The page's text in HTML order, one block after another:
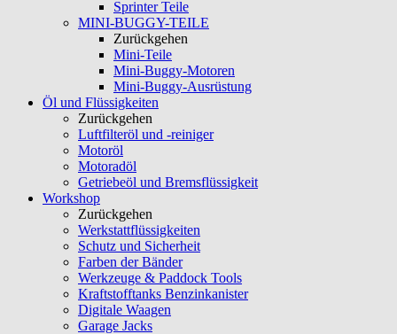
Sprinter Teile
MINI-BUGGY-TEILE
Zurückgehen
Mini-Teile
Mini-Buggy-Motoren
Mini-Buggy-Ausrüstung
Öl und Flüssigkeiten
Zurückgehen
Luftfilteröl und -reiniger
Motoröl
Motoradöl
Getriebeöl und Bremsflüssigkeit
Workshop
Zurückgehen
Werkstattflüssigkeiten
Schutz und Sicherheit
Farben der Bänder
Werkzeuge & Paddock Tools
Kraftstofftanks Benzinkanister
Digitale Waagen
Garage Jacks